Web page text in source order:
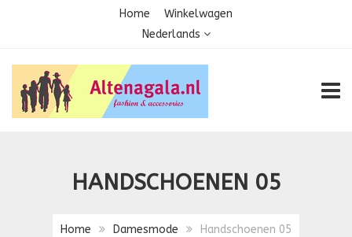
Home
Winkelwagen
Nederlands
HANDSCHOENEN 05
Home Damesmode Handschoenen 05